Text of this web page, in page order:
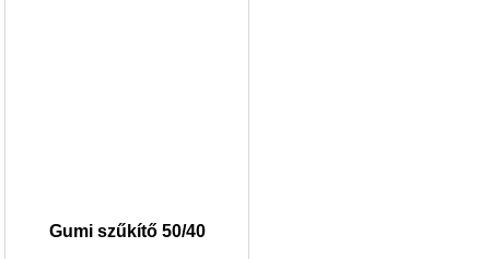
Gumi szűkítő 50/40